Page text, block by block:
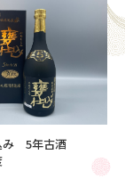
み 5年古酒